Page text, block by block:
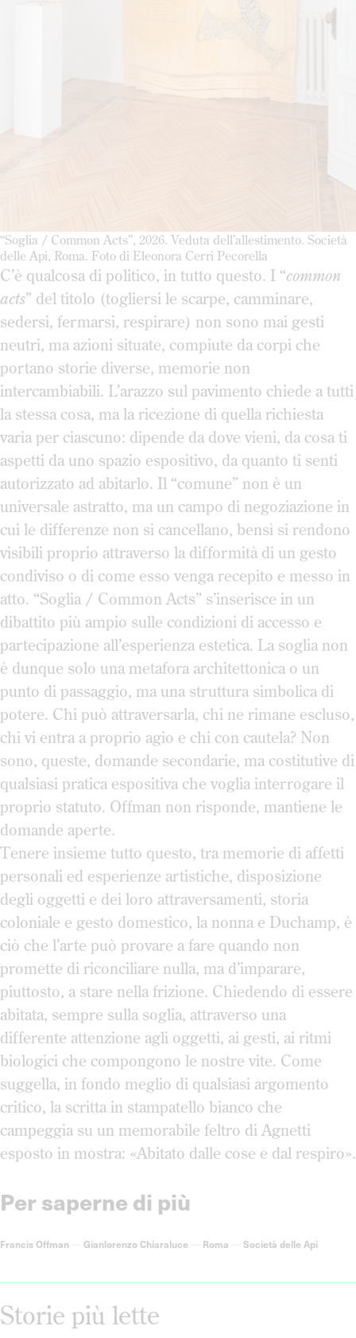
“Soglia / Common Acts”, 2026. Veduta dell’allestimento. Società
delle Api, Roma. Foto di Eleonora Cerri Pecorella
C’è qualcosa di politico, in tutto questo. I “common
acts” del titolo (togliersi le scarpe, camminare,
sedersi, fermarsi, respirare) non sono mai gesti
neutri, ma azioni situate, compiute da corpi che
portano storie diverse, memorie non
intercambiabili. L’arazzo sul pavimento chiede a tutti
la stessa cosa, ma la ricezione di quella richiesta
varia per ciascuno: dipende da dove vieni, da cosa ti
aspetti da uno spazio espositivo, da quanto ti senti
autorizzato ad abitarlo. Il “comune” non è un
universale astratto, ma un campo di negoziazione in
cui le differenze non si cancellano, bensì si rendono
visibili proprio attraverso la difformità di un gesto
condiviso o di come esso venga recepito e messo in
atto. “Soglia / Common Acts” s’inserisce in un
dibattito più ampio sulle condizioni di accesso e
partecipazione all’esperienza estetica. La soglia non
è dunque solo una metafora architettonica o un
punto di passaggio, ma una struttura simbolica di
potere. Chi può attraversarla, chi ne rimane escluso,
chi vi entra a proprio agio e chi con cautela? Non
sono, queste, domande secondarie, ma costitutive di
qualsiasi pratica espositiva che voglia interrogare il
proprio statuto. Offman non risponde, mantiene le
domande aperte.
Tenere insieme tutto questo, tra memorie di affetti
personali ed esperienze artistiche, disposizione
degli oggetti e dei loro attraversamenti, storia
coloniale e gesto domestico, la nonna e Duchamp, è
ciò che l’arte può provare a fare quando non
promette di riconciliare nulla, ma d’imparare,
piuttosto, a stare nella frizione. Chiedendo di essere
abitata, sempre sulla soglia, attraverso una
differente attenzione agli oggetti, ai gesti, ai ritmi
biologici che compongono le nostre vite. Come
suggella, in fondo meglio di qualsiasi argomento
critico, la scritta in stampatello bianco che
campeggia su un memorabile feltro di Agnetti
esposto in mostra: «Abitato dalle cose e dal respiro».
Per saperne di più
Francis Offman Gianlorenzo Chiaraluce Roma Società delle Api
Storie più lette